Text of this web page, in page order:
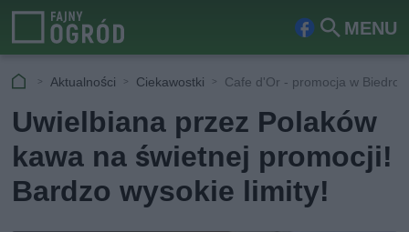
MENU
Fa
ook
Szu
Aktualności Ciekawostki Cafe d'Or - promocja w
Uwielbiana przez Polaków
kawa na świetnej promocji!
Bardzo wysokie limity!